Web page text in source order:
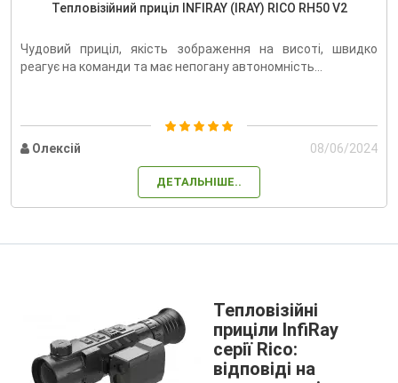
Тепловізійний приціл INFIRAY (IRAY) RICO RH50 V2
Чудовий приціл, якість зображення на висоті, швидко
реагує на команди та має непогану автономність...
Олексій 08/06/2024
ДЕТАЛЬНІШЕ..
Тепловізійні
приціли InfiRay
серії Rico:
відповіді на